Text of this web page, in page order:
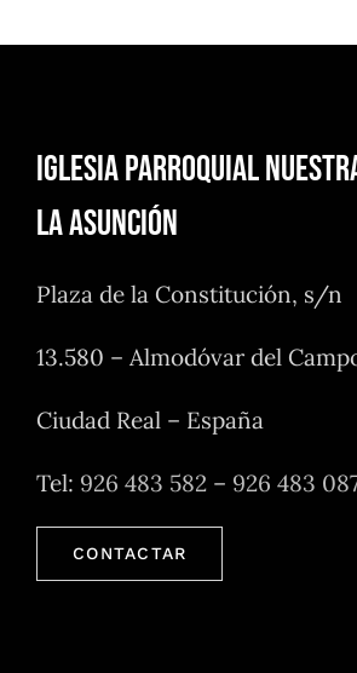
Iglesia Parroquial
la Asunción
Plaza de la Constitución, s/n
13.580 – Almodóvar del
Ciudad Real – España
Tel: 926 483 582 – 926 483
CONTACTAR